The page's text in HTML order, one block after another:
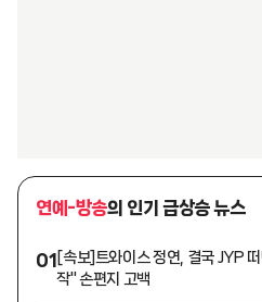
연예-방송의 인기 급상승 뉴스
01 [속보]트와이스 정연, 결국 JYP
작" 손편지 고백